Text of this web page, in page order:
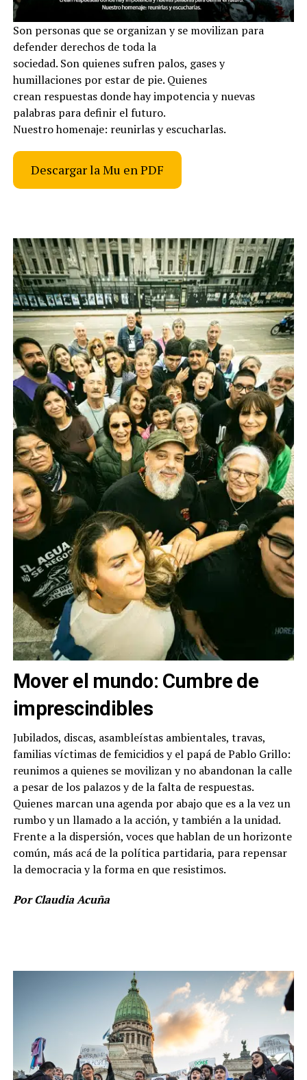
Son personas que se organizan y se movilizan para
defender derechos de toda la
sociedad. Son quienes sufren palos, gases y
humillaciones por estar de pie. Quienes
crean respuestas donde hay impotencia y nuevas
palabras para definir el futuro.
Nuestro homenaje: reunirlas y escucharlas.
Descargar la Mu en PDF
Mover el mundo: Cumbre de
imprescindibles
Jubilados, discas, asambleístas ambientales, travas,
familias víctimas de femicidios y el papá de Pablo Grillo:
reunimos a quienes se movilizan y no abandonan la calle
a pesar de los palazos y de la falta de respuestas.
Quienes marcan una agenda por abajo que es a la vez un
rumbo y un llamado a la acción, y también a la unidad.
Frente a la dispersión, voces que hablan de un horizonte
común, más acá de la política partidaria, para repensar
la democracia y la forma en que resistimos.
Por Claudia Acuña